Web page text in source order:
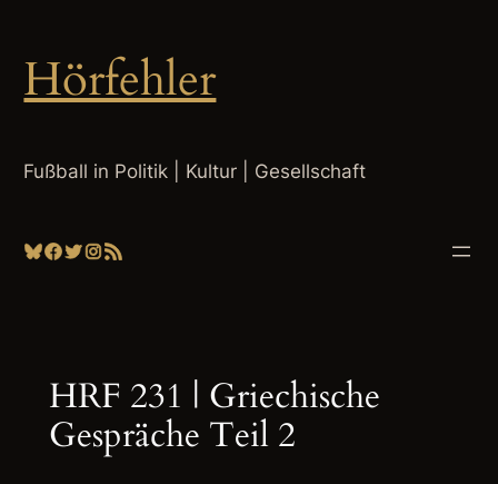
springen
Hörfehler
Fußball in Politik | Kultur | Gesellschaft
Bluesky
Facebook
Twitter
Instagram
RSS-Feed
HRF 231 | Griechische
Gespräche Teil 2